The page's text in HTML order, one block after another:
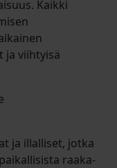
Kaikki
ja viihtyisä
ja illalliset, jotka
raaka-